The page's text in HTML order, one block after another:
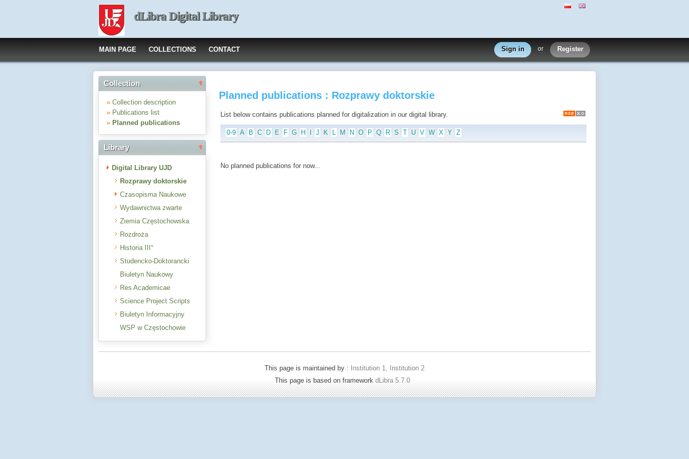
dLibra Digital Library
MAIN PAGE COLLECTIONS CONTACT Sign in or Register
Collection
» Collection description
» Publications list
» Planned publications
Library
Digital Library UJD
Rozprawy doktorskie
Czasopisma Naukowe
Wydawnictwa zwarte
Ziemia Częstochowska
Rozdroża
Historia III°
Studencko-Doktorancki
Biuletyn Naukowy
Res Academicae
Science Project Scripts
Biuletyn Informacyjny
WSP w Częstochowie
Planned publications : Rozprawy doktorskie
List below contains publications planned for digitalization in our digital library.
0-9 A B C D E F G H J K L M N O P Q R S T U V W X Y Z
No planned publications for now...
This page is maintained by :
Institution 1, Institution 2
This page is based on framework dLibra 5.7.0